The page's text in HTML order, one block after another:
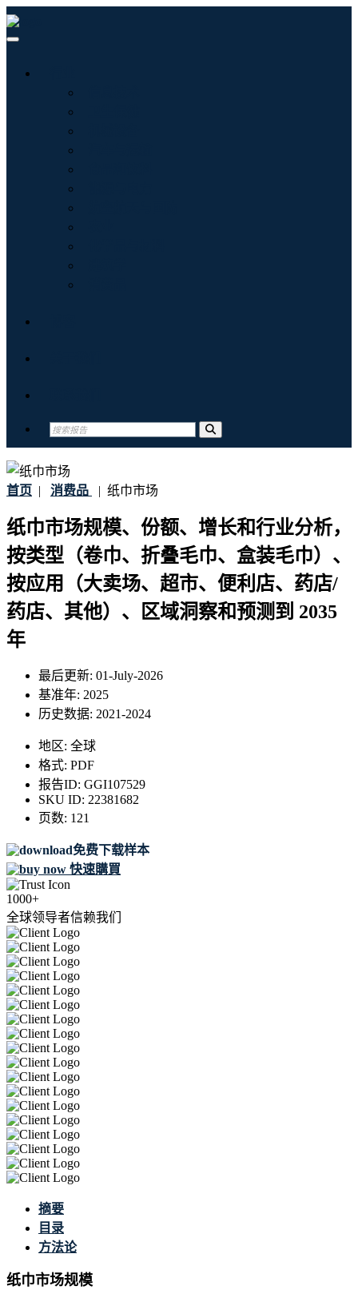
首页 | 消费品 | 纸巾市场
纸巾市场规模、份额、增长和行业分析，
按类型（卷巾、折叠毛巾、盒装毛巾）、
按应用（大卖场、超市、便利店、药店/
药店、其他）、区域洞察和预测到 2035
年
最后更新: 01-July-2026
基准年: 2025
历史数据: 2021-2024
地区: 全球
格式: PDF
报告ID: GGI107529
SKU ID: 22381682
页数: 121
免费下载样本
快速購買
1000+
全球领导者信赖我们
摘要
目录
方法论
纸巾市场规模